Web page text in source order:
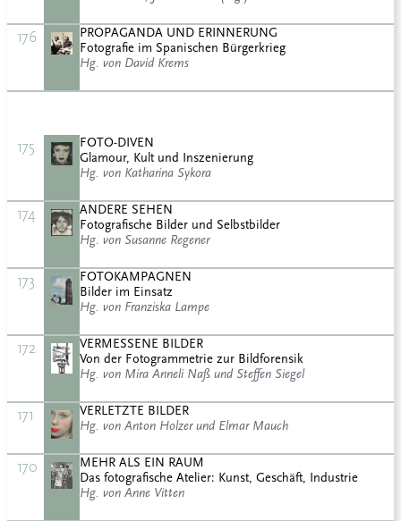
176
PROPAGANDA UND ERINNERUNG
Fotografie im Spanischen Bürgerkrieg
Hg. von David Krems
175
FOTO-DIVEN
Glamour, Kult und Inszenierung
Hg. von Katharina Sykora
174
ANDERE SEHEN
Fotografische Bilder und Selbstbilder
Hg. von Susanne Regener
173
FOTOKAMPAGNEN
Bilder im Einsatz
Hg. von Franziska Lampe
172
VERMESSENE BILDER
Von der Fotogrammetrie zur Bildforensik
Hg. von Mira Anneli Naß und Steffen Siegel
171
VERLETZTE BILDER
Hg. von Anton Holzer und Elmar Mauch
170
MEHR ALS EIN RAUM
Das fotografische Atelier: Kunst, Geschäft, Industrie
Hg. von Anne Vitten